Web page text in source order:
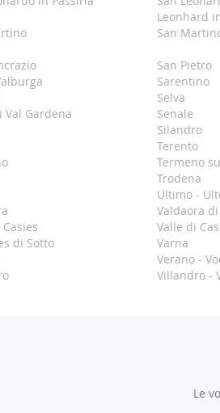
Leonhard
San
San Pietro
Sarentino
Selva
Val Gardena
Senale
Silandro
Terento
Termeno
Trodena
Ultimo -
Valdaora
Valle di
di Sotto
Varna
Verano -
Villandro -
Le